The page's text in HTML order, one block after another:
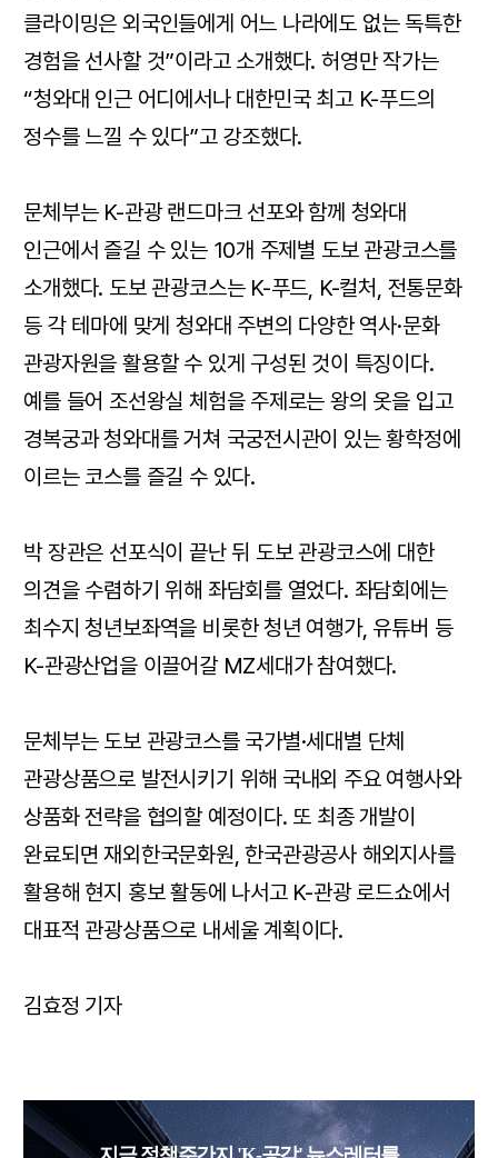
클라이밍은 외국인들에게 어느 나라에도 없는 독특한
경험을 선사할 것”이라고 소개했다. 허영만 작가는
“청와대 인근 어디에서나 대한민국 최고 K-푸드의
정수를 느낄 수 있다”고 강조했다.
문체부는 K-관광 랜드마크 선포와 함께 청와대
인근에서 즐길 수 있는 10개 주제별 도보 관광코스를
소개했다. 도보 관광코스는 K-푸드, K-컬처, 전통문화
등 각 테마에 맞게 청와대 주변의 다양한 역사·문화
관광자원을 활용할 수 있게 구성된 것이 특징이다.
예를 들어 조선왕실 체험을 주제로는 왕의 옷을 입고
경복궁과 청와대를 거쳐 국궁전시관이 있는 황학정에
이르는 코스를 즐길 수 있다.
박 장관은 선포식이 끝난 뒤 도보 관광코스에 대한
의견을 수렴하기 위해 좌담회를 열었다. 좌담회에는
최수지 청년보좌역을 비롯한 청년 여행가, 유튜버 등
K-관광산업을 이끌어갈 MZ세대가 참여했다.
문체부는 도보 관광코스를 국가별·세대별 단체
관광상품으로 발전시키기 위해 국내외 주요 여행사와
상품화 전략을 협의할 예정이다. 또 최종 개발이
완료되면 재외한국문화원, 한국관광공사 해외지사를
활용해 현지 홍보 활동에 나서고 K-관광 로드쇼에서
대표적 관광상품으로 내세울 계획이다.
김효정 기자